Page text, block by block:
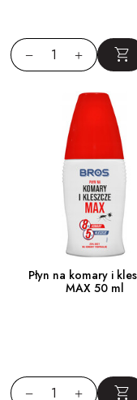
Płyn na komary i
MAX 50 ml